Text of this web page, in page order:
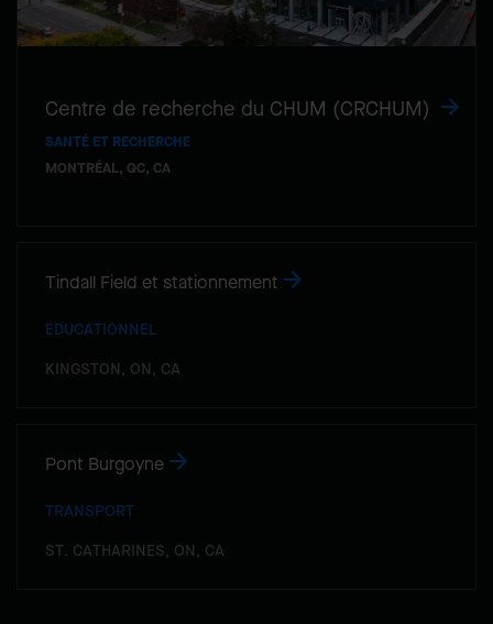
Centre de recherche du CHUM (CRCHUM)
SANTÉ ET RECHERCHE
MONTRÉAL, QC, CA
Tindall Field et stationnement
ÉDUCATIONNEL
KINGSTON, ON, CA
Pont Burgoyne
TRANSPORT
ST. CATHARINES, ON, CA